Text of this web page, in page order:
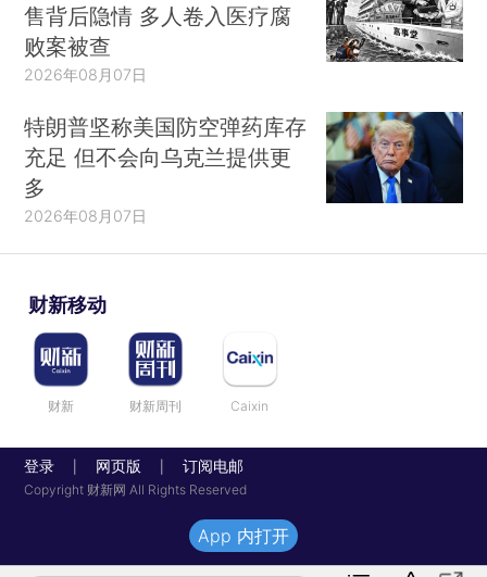
售背后隐情 多人卷入医疗腐
败案被查
2026年08月07日
特朗普坚称美国防空弹药库存
充足 但不会向乌克兰提供更
多
2026年08月07日
财新移动
财新 财新周刊 Caixin
登录 网页版 订阅电邮
Copyright 财新网 All Rights Reserved
App 内打开